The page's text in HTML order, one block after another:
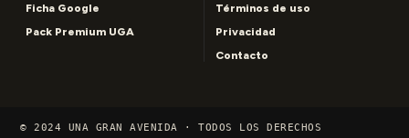
Ficha Google
Pack Premium UGA
Términos de uso
Privacidad
Contacto
© 2024 UNA GRAN AVENIDA · TODOS LOS DERECHOS